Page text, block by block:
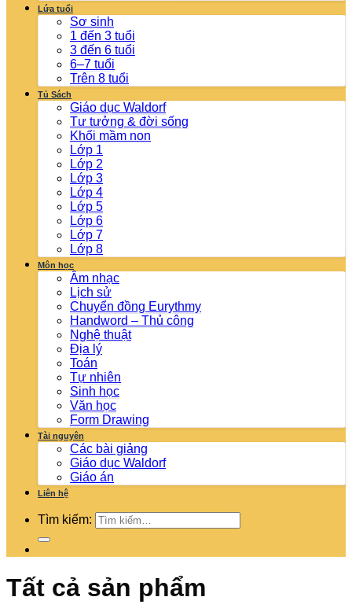
Lứa tuổi
Sơ sinh
1 đến 3 tuổi
3 đến 6 tuổi
6–7 tuổi
Trên 8 tuổi
Tủ Sách
Giáo dục Waldorf
Tư tưởng & đời sống
Khối mầm non
Lớp 1
Lớp 2
Lớp 3
Lớp 4
Lớp 5
Lớp 6
Lớp 7
Lớp 8
Môn học
Âm nhạc
Lịch sử
Chuyển đồng Eurythmy
Handword – Thủ công
Nghệ thuật
Địa lý
Toán
Tự nhiên
Sinh học
Văn học
Form Drawing
Tài nguyên
Các bài giảng
Giáo dục Waldorf
Giáo án
Liên hệ
Tìm kiếm:
Tất cả sản phẩm